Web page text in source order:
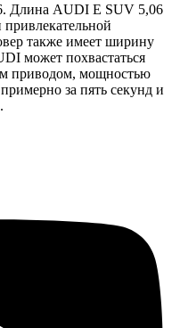
Длина AUDI E SUV 5,06
привлекательной
также имеет ширину
может похвастаться
приводом, мощностью
за пять секунд и